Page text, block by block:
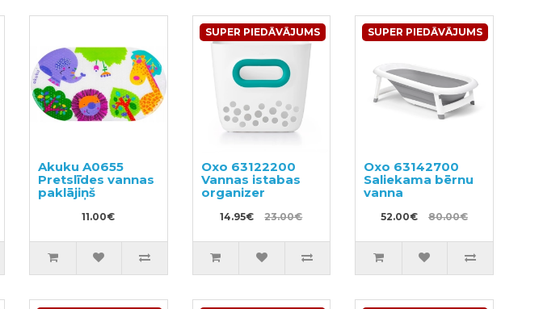
Akuku A0655
Pretslīdes vannas
paklājiņš
11.00€
SUPER PIEDĀVĀJUMS
Oxo 63122200
Vannas istabas
organizer
14.95€ 23.00€
SUPER PIEDĀVĀJUMS
Oxo 63142700
Saliekama bērnu
vanna
52.00€ 80.00€